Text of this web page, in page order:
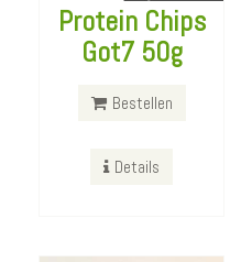
Protein Chips
Got7 50g
Bestellen
Details
Tex Mex Salad